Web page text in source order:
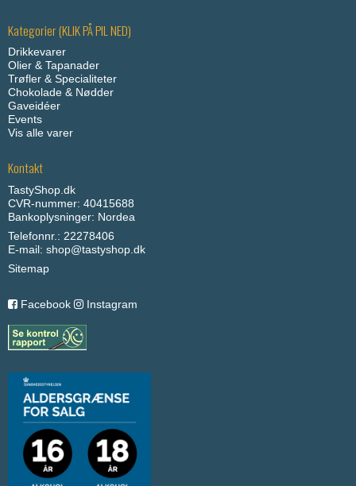
Kategorier (KLIK PÅ PIL NED)
Drikkevarer
Olier & Tapanader
Trøfler & Specialiteter
Chokolade & Nødder
Gaveidéer
Events
Vis alle varer
Kontakt
TastyShop.dk
CVR-nummer: 40415688
Bankoplysninger: Nordea
Telefonnr.: 22278406
E-mail: shop@tastyshop.dk
Sitemap
Facebook Instagram